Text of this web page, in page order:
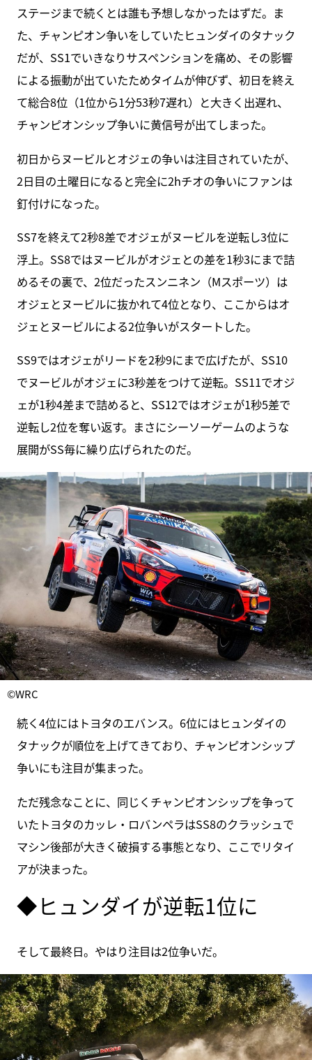
ステージまで続くとは誰も予想しなかったはずだ。ま
た、チャンピオン争いをしていたヒュンダイのタナック
だが、SS1でいきなりサスペンションを痛め、その影響
による振動が出ていたためタイムが伸びず、初日を終え
て総合8位（1位から1分53秒7遅れ）と大きく出遅れ、
チャンピオンシップ争いに黄信号が出てしまった。
初日からヌービルとオジェの争いは注目されていたが、
2日目の土曜日になると完全に2hチオの争いにファンは
釘付けになった。
SS7を終えて2秒8差でオジェがヌービルを逆転し3位に
浮上。SS8ではヌービルがオジェとの差を1秒3にまで詰
めるその裏で、2位だったスンニネン（Mスポーツ）は
オジェとヌービルに抜かれて4位となり、ここからはオ
ジェとヌービルによる2位争いがスタートした。
SS9ではオジェがリードを2秒9にまで広げたが、SS10
でヌービルがオジェに3秒差をつけて逆転。SS11でオジ
ェが1秒4差まで詰めると、SS12ではオジェが1秒5差で
逆転し2位を奪い返す。まさにシーソーゲームのような
展開がSS毎に繰り広げられたのだ。
©WRC
続く4位にはトヨタのエバンス。6位にはヒュンダイの
タナックが順位を上げてきており、チャンピオンシップ
争いにも注目が集まった。
ただ残念なことに、同じくチャンピオンシップを争って
いたトヨタのカッレ・ロバンペラはSS8のクラッシュで
マシン後部が大きく破損する事態となり、ここでリタイ
アが決まった。
◆ヒュンダイが逆転1位に
そして最終日。やはり注目は2位争いだ。